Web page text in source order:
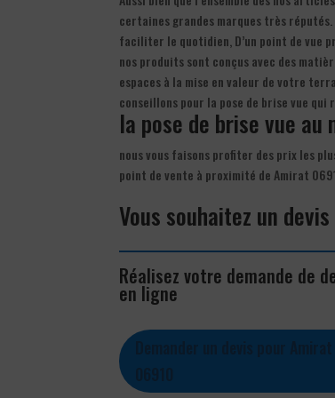
certaines grandes marques très réputés.
faciliter le quotidien, D’un point de vue
nos produits sont conçus avec des
espaces à la mise en valeur de votre
conseillons pour la pose de brise vue qui
la pose de brise vue
nous vous faisons profiter des prix les
point de vente à proximité de Amirat
Vous souhaitez un
Réalisez votre demande de
en ligne